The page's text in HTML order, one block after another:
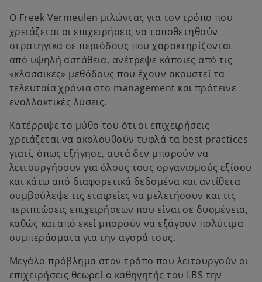
Ο Freek Vermeulen μιλώντας για τον τρόπο που
χρειάζεται οι επιχειρήσεις να τοποθετηθούν
στρατηγικά σε περιόδους που χαρακτηρίζονται
από υψηλή αστάθεια, ανέτρεψε κάποιες από τις
«κλασσικές» μεθόδους που έχουν ακουστεί τα
τελευταία χρόνια στο management και πρότεινε
εναλλακτικές λύσεις.
Κατέρριψε το μύθο του ότι οι επιχειρήσεις
χρειάζεται να ακολουθούν τυφλά τα best practices
γιατί, όπως εξήγησε, αυτά δεν μπορούν να
λειτουργήσουν για όλους τους οργανισμούς εξίσου
και κάτω από διαφορετικά δεδομένα και αντίθετα
συμβούλεψε τις εταιρείες να μελετήσουν και τις
περιπτώσεις επιχειρήσεων που είναι σε δυσμένεια,
καθώς και από εκεί μπορούν να εξάγουν πολύτιμα
συμπεράσματα για την αγορά τους.
Μεγάλο πρόβλημα στον τρόπο που λειτουργούν οι
επιχειρήσεις θεωρεί ο καθηγητής του LBS την